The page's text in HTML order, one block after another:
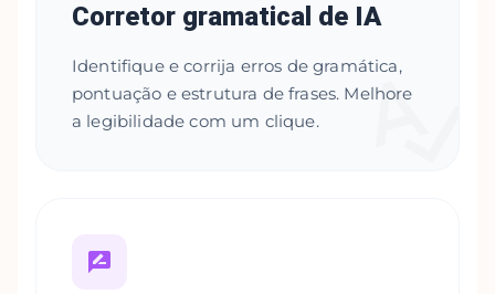
Corretor gramatical de IA
Identifique e corrija erros de gramática,
pontuação e estrutura de frases. Melhore
a legibilidade com um clique.